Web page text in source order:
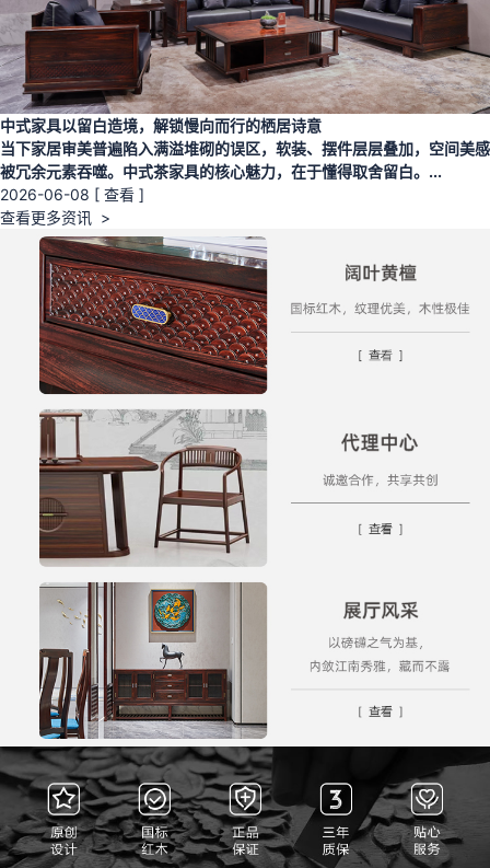
中式家具以留白造境，解锁慢向而行的栖居诗意
当下家居审美普遍陷入满溢堆砌的误区，软装、摆件层层叠加，空间美感
被冗余元素吞噬。中式茶家具的核心魅力，在于懂得取舍留白。...
2026-06-08 [ 查看 ]
查看更多资讯 >